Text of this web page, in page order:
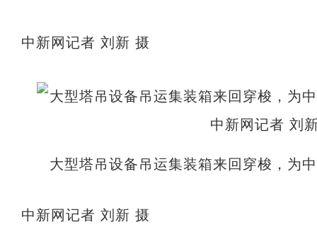
中新网记者 刘新 摄
大型塔吊设备吊运集装箱来回穿梭，为
中新网记者 刘新 摄